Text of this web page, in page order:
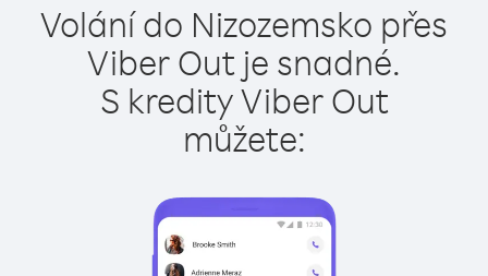
Volání do Nizozemsko přes
Viber Out je snadné.
S kredity Viber Out
můžete: